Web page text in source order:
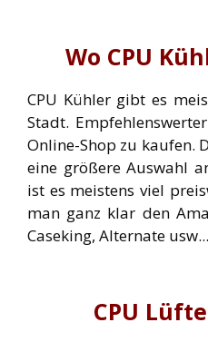
„Wärmeleitpasten“
Wo CPU
CPU Kühler gibt es
Stadt.
Online-Shop zu kaufen.
eine größere Auswahl
ist es meistens viel
man ganz klar den
Caseking, Alternate
CPU